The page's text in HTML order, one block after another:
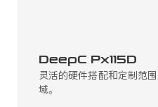
DeepC Px115D
灵活的硬件搭配和定制范
域。